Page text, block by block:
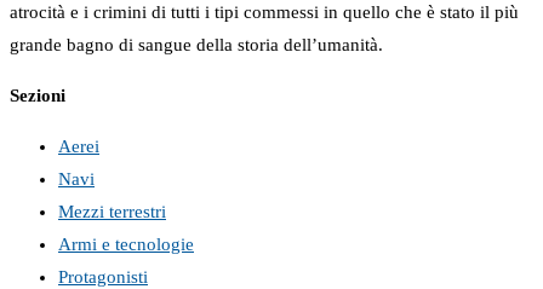
atrocità e i crimini di tutti i tipi commessi in quello che è stato il più
grande bagno di sangue della storia dell’umanità.
Sezioni
Aerei
Navi
Mezzi terrestri
Armi e tecnologie
Protagonisti